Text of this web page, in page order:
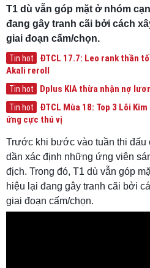
T1 dù vẫn góp mặt ở nhóm
đang gây tranh cãi bởi cách
giai đoạn cấm/chọn.
Tin hot
ĐTCL 17.7: Leo rank thần
Akali reroll
Tin hot Dplus KIA thừa nhận nợ
Tin hot
ĐTCL Mùa 18: Top 3 Lõi
ứng cực thú vị
Trước khi bước vào tuần thi đấu
dần xác định những ứng viên
địch. Trong đó, T1 dù vẫn góp
hiệu lại đang gây tranh cãi bởi
giai đoạn cấm/chọn.